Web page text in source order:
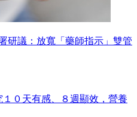
研議：放寬「藥師指示」雙管
０天有感、８週顯效，營養